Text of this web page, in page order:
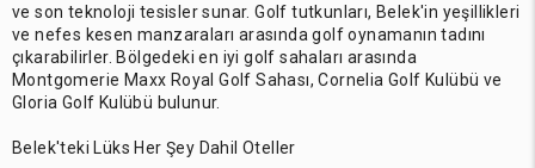
ve son teknoloji tesisler sunar. Golf tutkunları, Belek'in yeşillikleri
ve nefes kesen manzaraları arasında golf oynamanın tadını
çıkarabilirler. Bölgedeki en iyi golf sahaları arasında
Montgomerie Maxx Royal Golf Sahası, Cornelia Golf Kulübü ve
Gloria Golf Kulübü bulunur.
Belek'teki Lüks Her Şey Dahil Oteller